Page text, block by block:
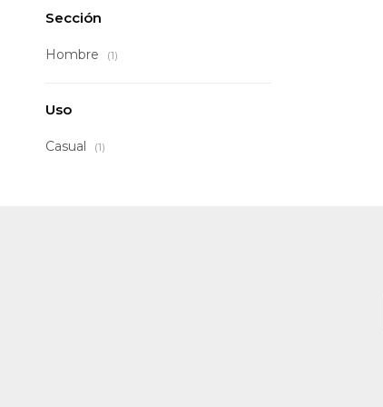
Sección
Hombre (1)
Uso
Casual (1)